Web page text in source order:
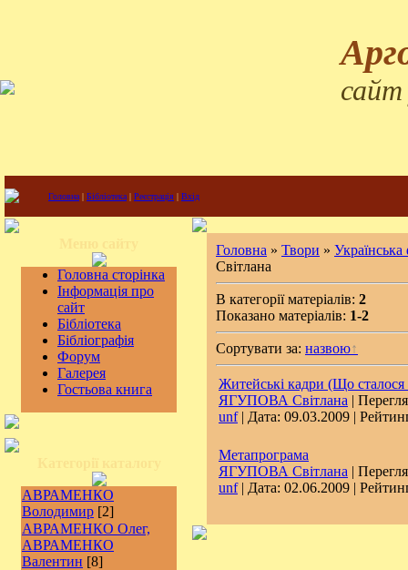
сайт
Головна | Бібліотека | Реєстрація | Вхід
Головна сторінка
Інформація про
сайт
Бібліотека
Бібліографія
Форум
Галерея
Гостьова книга
АВРАМЕНКО
Володимир [2]
АВРАМЕНКО Олег,
АВРАМЕНКО
Валентин [8]
Головна » Твори » Українська
Світлана
В категорії матеріалів: 2
Показано матеріалів: 1-2
Сортувати за: назвою
Житейські кадри (Що
ЯГУПОВА Світлана |
unf| Дата: 09.03.2009 |
Метапрограма
ЯГУПОВА Світлана |
unf| Дата: 02.06.2009 |